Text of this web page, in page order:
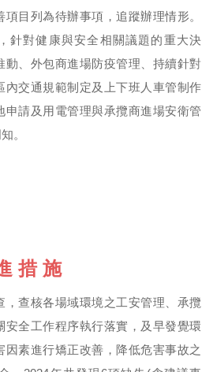
目列為待辦事項，追蹤辦理情形。
針對健康與安全相關議題的重大決
動、外包商進場防疫管理、持續針對
內交通規範制定及上下班人車管制作
申請及用電管理與承攬商進場安衛管
。
措 施
，查核各場域環境之工安管理、承攬
安全工作程序執行落實，及早發覺環
素進行矯正改善，降低危害事故之